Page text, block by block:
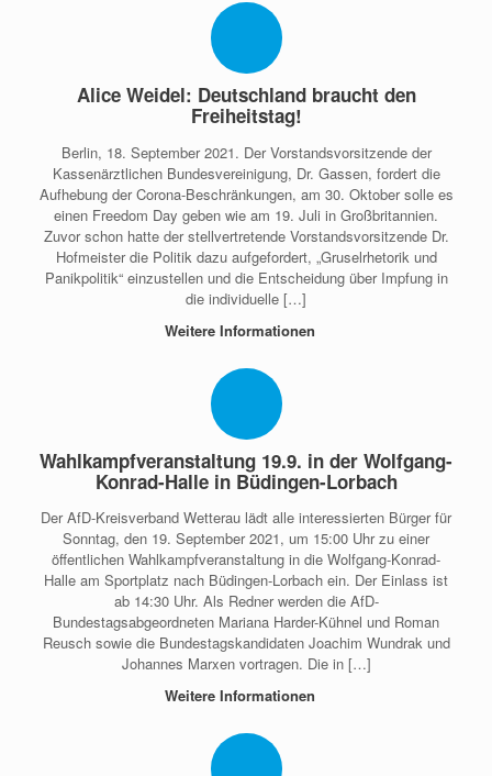
Alice Weidel: Deutschland braucht den
Freiheitstag!
Berlin, 18. September 2021. Der Vorstandsvorsitzende der
Kassenärztlichen Bundesvereinigung, Dr. Gassen, fordert die
Aufhebung der Corona-Beschränkungen, am 30. Oktober solle es
einen Freedom Day geben wie am 19. Juli in Großbritannien.
Zuvor schon hatte der stellvertretende Vorstandsvorsitzende Dr.
Hofmeister die Politik dazu aufgefordert, „Gruselrhetorik und
Panikpolitik“ einzustellen und die Entscheidung über Impfung in
die individuelle […]
Weitere Informationen
Wahlkampfveranstaltung 19.9. in der Wolfgang-
Konrad-Halle in Büdingen-Lorbach
Der AfD-Kreisverband Wetterau lädt alle interessierten Bürger für
Sonntag, den 19. September 2021, um 15:00 Uhr zu einer
öffentlichen Wahlkampfveranstaltung in die Wolfgang-Konrad-
Halle am Sportplatz nach Büdingen-Lorbach ein. Der Einlass ist
ab 14:30 Uhr. Als Redner werden die AfD-
Bundestagsabgeordneten Mariana Harder-Kühnel und Roman
Reusch sowie die Bundestagskandidaten Joachim Wundrak und
Johannes Marxen vortragen. Die in […]
Weitere Informationen